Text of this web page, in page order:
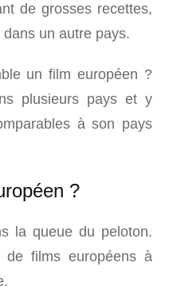
de grosses recettes,
un autre pays.
un film européen ?
plusieurs pays et y
à son pays
?
la queue du peloton.
de films européens à